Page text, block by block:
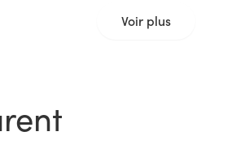
Voir plus